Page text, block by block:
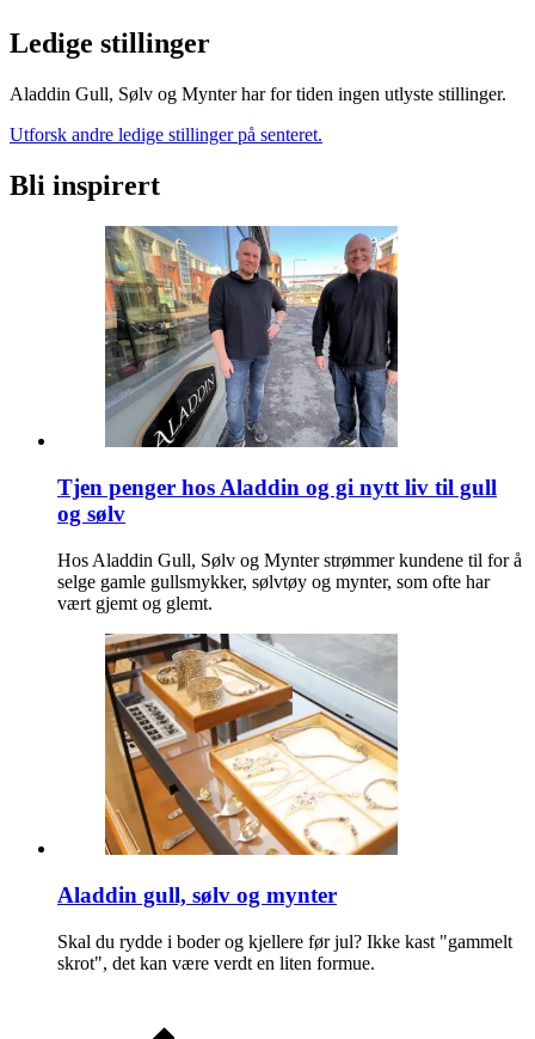
Ledige stillinger
Aladdin Gull, Sølv og Mynter har for tiden ingen utlyste stillinger.
Utforsk andre ledige stillinger på senteret.
Bli inspirert
Tjen penger hos Aladdin og gi nytt liv til gull
og sølv
Hos Aladdin Gull, Sølv og Mynter strømmer kundene til for å
selge gamle gullsmykker, sølvtøy og mynter, som ofte har
vært gjemt og glemt.
Aladdin gull, sølv og mynter
Skal du rydde i boder og kjellere før jul? Ikke kast "gammelt
skrot", det kan være verdt en liten formue.